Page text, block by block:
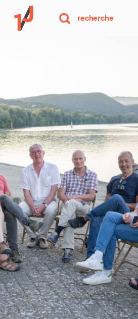
une
par
jour
recherche